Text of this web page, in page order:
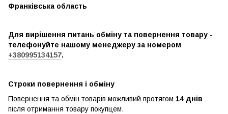
Франківська область
Для вирішення питань обміну та повернення товару -
телефонуйте нашому менеджеру за номером
+380995134157.
Строки повернення і обміну
Повернення та обмін товарів можливий протягом 14 днів
після отримання товару покупцем.